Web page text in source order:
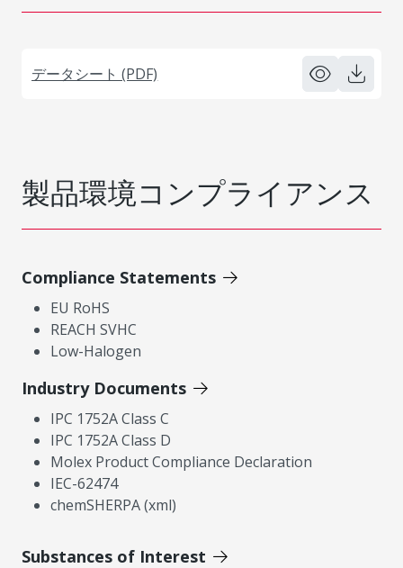
データシート (PDF)
製品環境コンプライアンス
Compliance Statements
EU RoHS
REACH SVHC
Low-Halogen
Industry Documents
IPC 1752A Class C
IPC 1752A Class D
Molex Product Compliance Declaration
IEC-62474
chemSHERPA (xml)
Substances of Interest